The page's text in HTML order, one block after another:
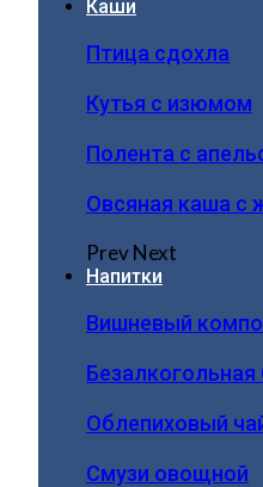
Каши
Птица сдохла
Кутья с изюмом
Полента с
Овсяная каша с
PrevNext
Напитки
Вишневый
Безалкогольная
Облепиховый
Смузи овощной